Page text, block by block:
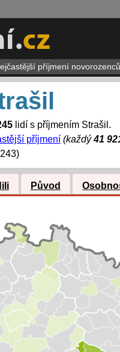
příjmení novorozenců
lidí s příjmením Strašil.
příjmení (každý41
Původ